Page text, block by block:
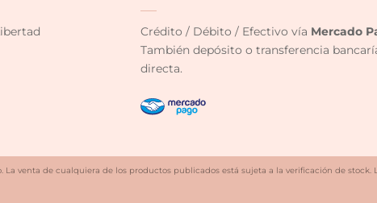
Crédito / Débito / Efectivo vía Mercado
También depósito o transferencia
directa.
La venta de cualquiera de los productos publicados está sujeta a la verificación de